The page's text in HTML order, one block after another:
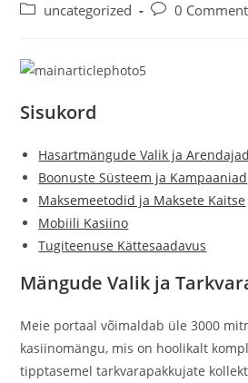
uncategorized
0
Sisukord
Hasartmängude Valik ja Arendajad
Boonuste Süsteem ja Kampaaniad
Maksemeetodid ja Maksete Kaitse
Mobiili Kasiino
Tugiteenuse Kättesaadavus
Mängude Valik ja
Meie portaal võimaldab üle 3000
kasiinomängu, mis on hoolikalt
tipptasemel tarkvarapakkujate